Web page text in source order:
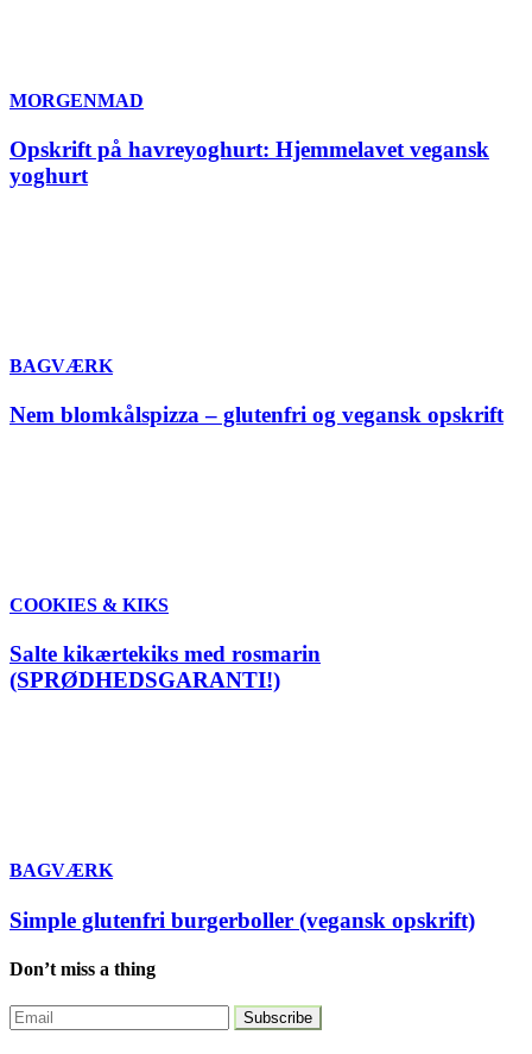
MORGENMAD
Opskrift på havreyoghurt: Hjemmelavet vegansk
yoghurt
BAGVÆRK
Nem blomkålspizza – glutenfri og vegansk opskrift
COOKIES & KIKS
Salte kikærtekiks med rosmarin
(SPRØDHEDSGARANTI!)
BAGVÆRK
Simple glutenfri burgerboller (vegansk opskrift)
Don’t miss a thing